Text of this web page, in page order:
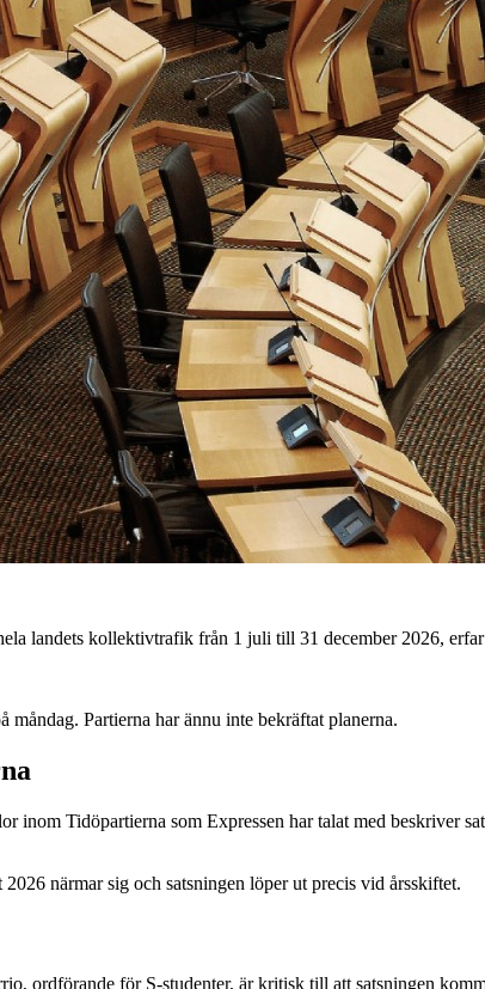
landets kollektivtrafik från 1 juli till 31 december 2026,
måndag. Partierna har ännu inte bekräftat planerna.
Tidöpartierna som Expressen har talat med beskriver
närmar sig och satsningen löper ut precis vid årsskiftet.
ordförande för S-studenter, är kritisk till att satsningen